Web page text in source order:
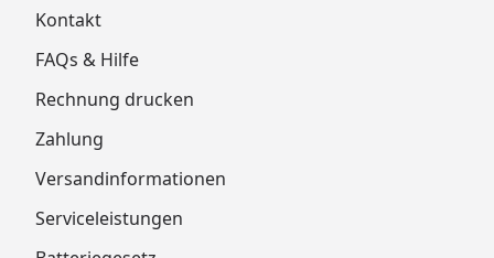
Kontakt
FAQs & Hilfe
Rechnung drucken
Zahlung
Versandinformationen
Serviceleistungen